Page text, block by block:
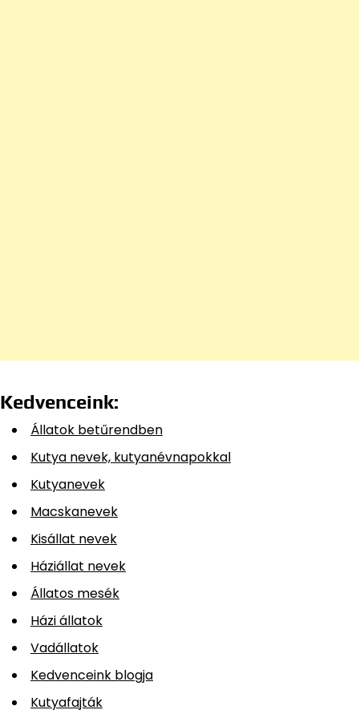
Kedvenceink:
Állatok betűrendben
Kutya nevek, kutyanévnapokkal
Kutyanevek
Macskanevek
Kisállat nevek
Háziállat nevek
Állatos mesék
Házi állatok
Vadállatok
Kedvenceink blogja
Kutyafajták